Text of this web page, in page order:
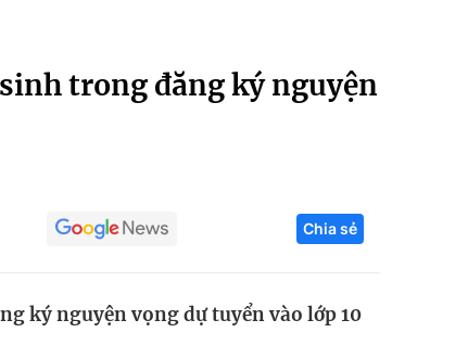
Infographic
sinh
Hitech Công nghệ tương lai
Thị trường
trong đăng ký nguyện
Chia sẻ
ký nguyện vọng dự tuyển vào lớp 10